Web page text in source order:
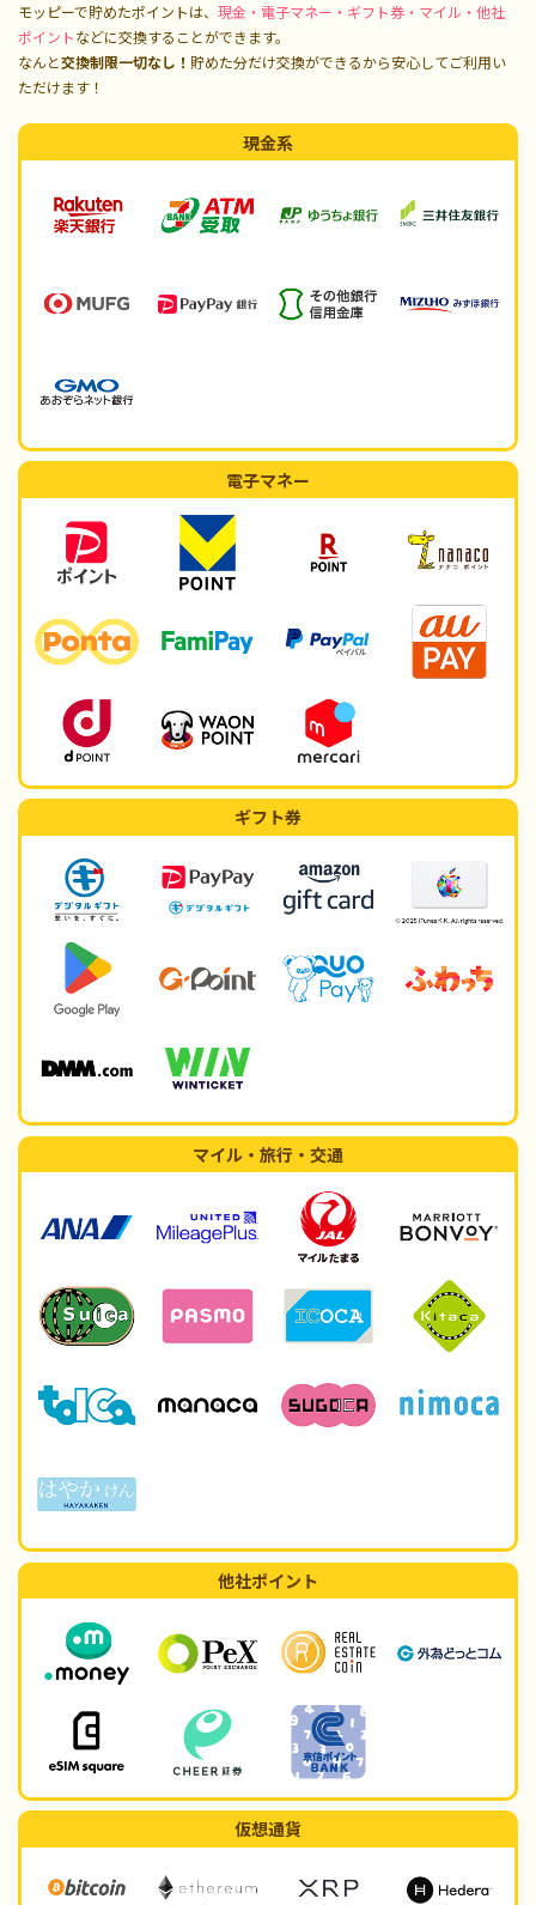
モッピーで貯めたポイントは、 現金・電子マネー・ギフト券・マイル・他社
ポイントなどに交換することができます。
なんと交換制限一切なし！ 貯めた分だけ交換ができるから安心してご利用い
ただけます！
現金系
電子マネー
ギフト券
マイル・旅行・交通
他社ポイント
仮想通貨